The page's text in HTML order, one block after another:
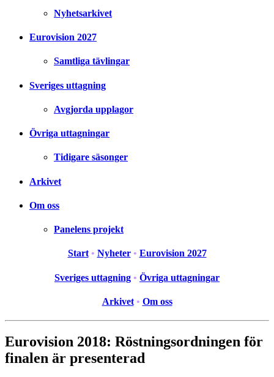
Nyhetsarkivet
Eurovision 2027
Samtliga tävlingar
Sveriges uttagning
Avgjorda upplagor
Övriga uttagningar
Tidigare säsonger
Arkivet
Om oss
Panelens projekt
Start • Nyheter • Eurovision 2027
Sveriges uttagning • Övriga uttagningar
Arkivet • Om oss
Eurovision 2018: Röstningsordningen för
finalen är presenterad